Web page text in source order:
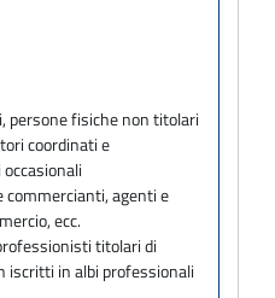
persone fisiche non titolari
coordinati e
agenti e
ecc.
titolari di
iscritti in albi professionali